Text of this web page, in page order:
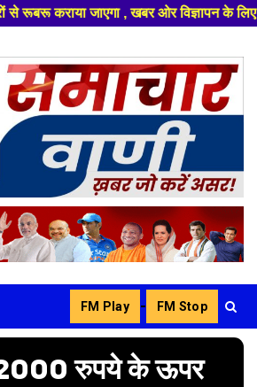
ओर विज्ञापन के लिए संपर्क करे +91
FM Play - FM Stop
रुपये के ऊपर